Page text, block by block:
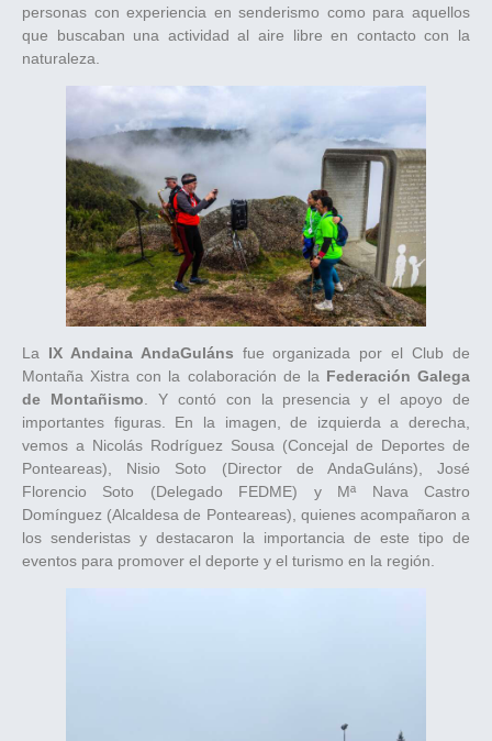
personas con experiencia en senderismo como para aquellos
que buscaban una actividad al aire libre en contacto con la
naturaleza.
La IX Andaina AndaGuláns fue organizada por el Club de
Montaña Xistra con la colaboración de la Federación Galega
de Montañismo . Y contó con la presencia y el apoyo de
importantes figuras. En la imagen, de izquierda a derecha,
vemos a Nicolás Rodríguez Sousa (Concejal de Deportes de
Ponteareas), Nisio Soto (Director de AndaGuláns), José
Florencio Soto (Delegado FEDME) y Mª Nava Castro
Domínguez (Alcaldesa de Ponteareas), quienes acompañaron a
los senderistas y destacaron la importancia de este tipo de
eventos para promover el deporte y el turismo en la región.